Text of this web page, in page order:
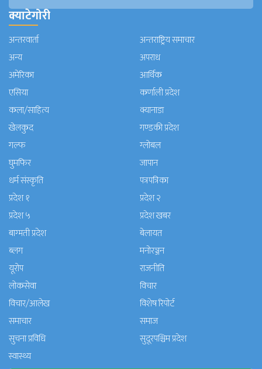
क्याटेगोरी
अन्तरवार्ता
अन्तराष्ट्रिय समाचार
अन्य
अपराध
अमेरिका
आर्थिक
एसिया
कर्णाली प्रदेश
कला/साहित्य
क्यानाडा
खेलकुद
गण्डकी प्रदेश
गल्फ
ग्लोबल
घुमफिर
जापान
धर्म संस्कृति
पत्रपत्रिका
प्रदेश १
प्रदेश २
प्रदेश ५
प्रदेश खबर
बाग्मती प्रदेश
बेलायत
ब्लग
मनाेरञ्जन
यूरोप
राजनीति
लोकसेवा
विचार
विचार/आलेख
विशेष रिपोर्ट
समाचार
समाज
सुचना प्रविधि
सुदूरपश्चिम प्रदेश
स्वास्थ्य